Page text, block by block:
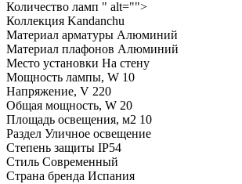
Количество ламп " alt="">
Коллекция Kandanchu
Материал арматуры Алюминий
Материал плафонов Алюминий
Место установки На стену
Мощность лампы, W 10
Напряжение, V 220
Общая мощность, W 20
Площадь освещения, м2 10
Раздел Уличное освещение
Степень защиты IP54
Стиль Современный
Страна бренда Испания